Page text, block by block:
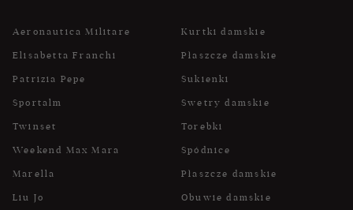
Aeronautica Militare
Elisabetta Franchi
Patrizia Pepe
Sportalm
Twinset
Weekend Max Mara
Marella
Liu Jo
Kurtki damskie
Płaszcze damskie
Sukienki
Swetry damskie
Torebki
Spódnice
Płaszcze damskie
Obuwie damskie